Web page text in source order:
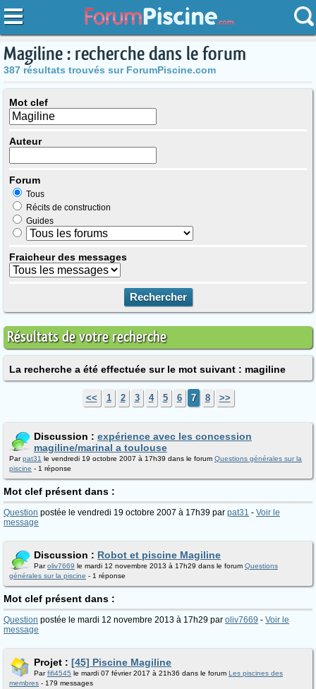
Magiline : recherche dans le forum
387 résultats trouvés sur ForumPiscine.com
Mot clef
Auteur
Forum
Tous
Récits de construction
Guides
Fraicheur des messages
Résultats de votre recherche
La recherche a été effectuée sur le mot suivant : magiline
<< 1 2 3 4 5 6 7 8 >>
Discussion : expérience avec les concession
magiline/marinal a toulouse
Parpat31 le vendredi 19 octobre 2007 à 17h39 dans le forum Questions générales sur la
piscine - 1 réponse
Mot clef présent dans :
Question postée le vendredi 19 octobre 2007 à 17h39 par pat31 - Voir le
message
Discussion : Robot et piscine Magiline
Paroliv7669 le mardi 12 novembre 2013 à 17h29 dans le forum Questions
générales sur la piscine - 1 réponse
Mot clef présent dans :
Question postée le mardi 12 novembre 2013 à 17h29 par oliv7669 - Voir le
message
Projet : [45] Piscine Magiline
Parfifi4545 le mardi 07 février 2017 à 21h36 dans le forum Les piscines des
membres - 179 messages